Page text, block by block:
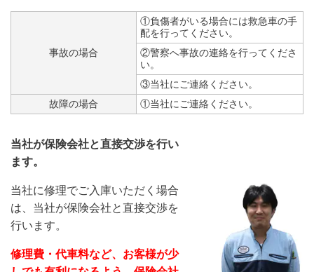
事故の場合
①負傷者がいる場合には救急車の手
配を行ってください。
②警察へ事故の連絡を行ってくださ
い。
③当社にご連絡ください。
故障の場合
①当社にご連絡ください。
当社が保険会社と直接交渉を行い
ます。
当社に修理でご入庫いただく場合
は、当社が保険会社と直接交渉を
行います。
修理費・代車料など、お客様が少